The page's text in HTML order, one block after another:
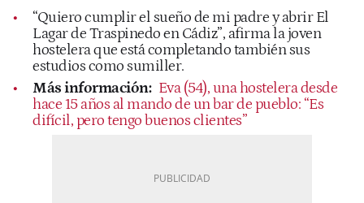
“Quiero cumplir el sueño de mi padre y abrir El
Lagar de Traspinedo en Cádiz”, afirma la joven
hostelera que está completando también sus
estudios como sumiller.
Más información: Eva (54), una hostelera desde
hace 15 años al mando de un bar de pueblo: “Es
difícil, pero tengo buenos clientes”